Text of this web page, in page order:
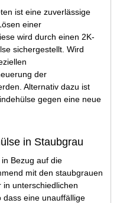
ist eine zuverlässige
einer
wird durch einen 2K-
sichergestellt. Wird
der
Alternativ dazu ist
gegen eine neue
in Staubgrau
Bezug auf die
mit den staubgrauen
in unterschiedlichen
dass eine unauffällige